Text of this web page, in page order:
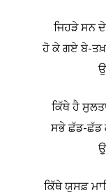
ਜਿਹੜੇ ਸਨ
ਹੋ ਕੇ ਗਏ ਬੇ-
ਕਿੱਥੇ ਹੈ
ਸਭੇ ਛੱਡ-ਛੱਡ
ਕਿੱਥੇ ਯੁਸਫ਼